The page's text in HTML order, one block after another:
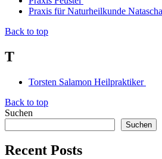
Praxis für Naturheilkunde
Back to top
T
Torsten Salamon Heilpraktiker
Back to top
Suchen
Suchen
Recent Posts